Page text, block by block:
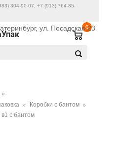
0
304-90-07, +7 (913) 764-35-
ул. Посадская 23
Коробки с бантом
с бантом